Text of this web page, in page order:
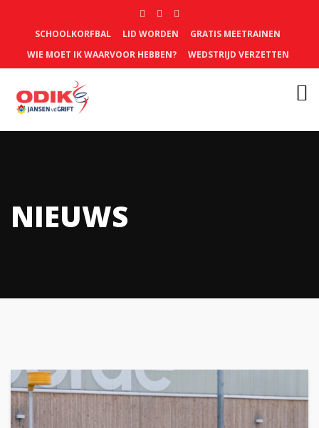
SCHOOLKORFBAL LID WORDEN
GRATIS MEETRAINEN
WIE MOET IK WAARVOOR HEBBEN?
WEDSTRIJD VERZETTEN
NIEUWS